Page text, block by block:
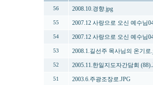
56 2008.10.경향.jpg
55 2007.12 사랑으로 오신 예수님
54 2007.12 사랑으로 오신 예수님
53 2008.1.길선주 목사님의 온기로
52 2005.11.한일지도자간담회
51 2003.6.주광조장로.JPG